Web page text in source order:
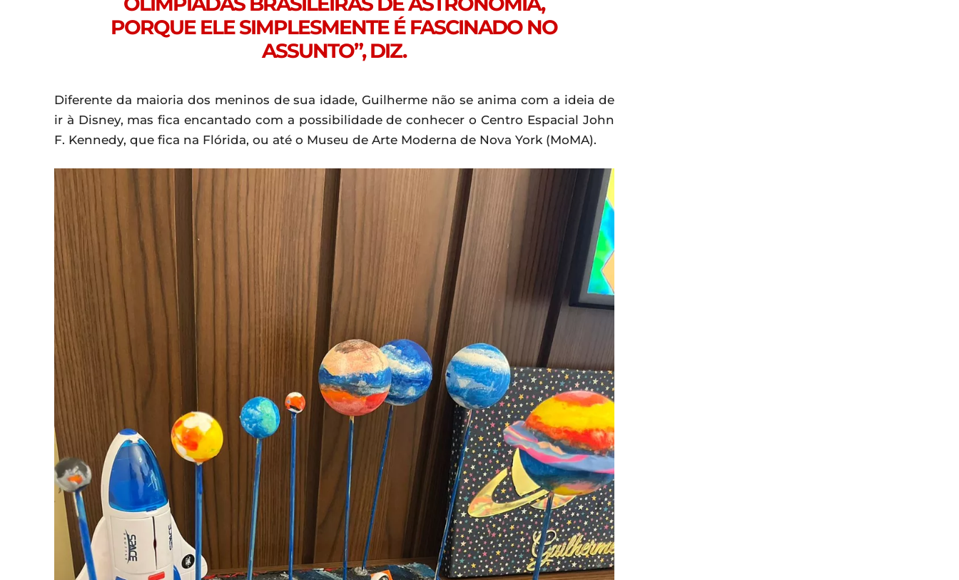
PORQUE ELE SIMPLESMENTE É FASCINADO NO
ASSUNTO”, DIZ.
Diferente da maioria dos meninos de sua idade, Guilherme não se anima com a ideia de
ir à Disney, mas fica encantado com a possibilidade de conhecer o Centro Espacial John
F. Kennedy, que fica na Flórida, ou até o Museu de Arte Moderna de Nova York (MoMA).